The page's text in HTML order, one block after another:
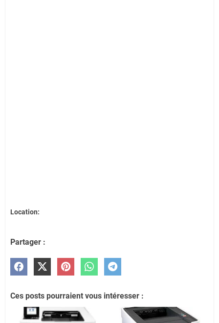
Location:
Partager :
Ces posts pourraient vous intéresser :